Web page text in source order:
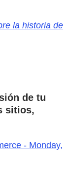
la historia de
de tu
sitios,
- Monday,